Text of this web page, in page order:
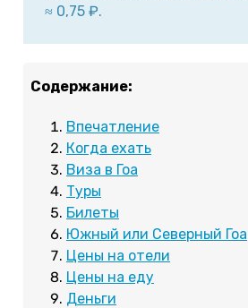
≈ 0,75 ₽.
Содержание:
Впечатление
Когда ехать
Виза в Гоа
Туры
Билеты
Южный или Северный Гоа
Цены на отели
Цены на еду
Деньги